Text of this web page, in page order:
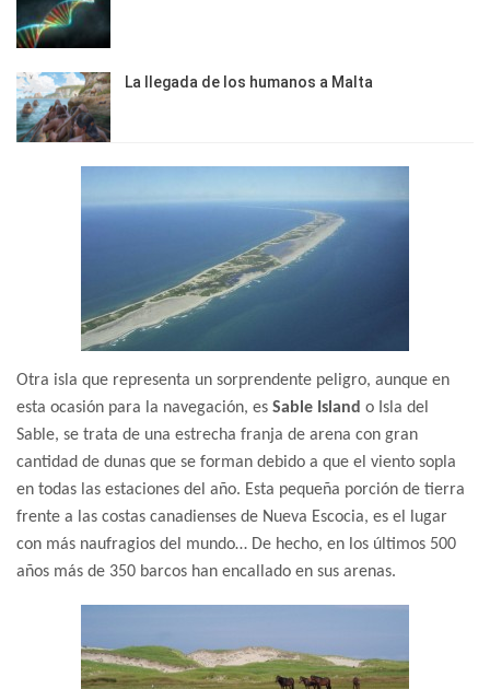
La llegada de los humanos a Malta
Otra isla que representa un sorprendente peligro, aunque en
esta ocasión para la navegación, es Sable Island o Isla del
Sable, se trata de una estrecha franja de arena con gran
cantidad de dunas que se forman debido a que el viento sopla
en todas las estaciones del año. Esta pequeña porción de tierra
frente a las costas canadienses de Nueva Escocia, es el lugar
con más naufragios del mundo… De hecho, en los últimos 500
años más de 350 barcos han encallado en sus arenas.